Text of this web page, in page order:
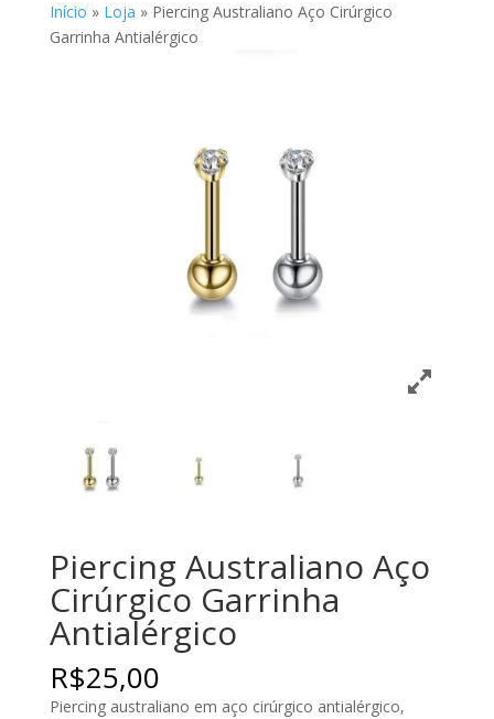
Início » Loja » Piercing Australiano Aço Cirúrgico
Garrinha Antialérgico
Piercing Australiano Aço
Cirúrgico Garrinha
Antialérgico
R$25,00
Piercing australiano em aço cirúrgico antialérgico,